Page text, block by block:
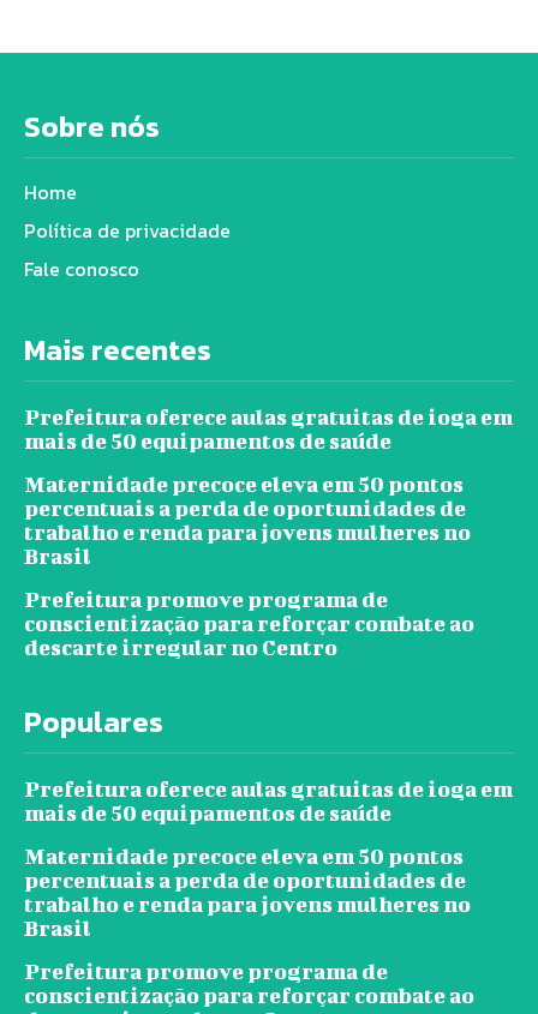
Sobre nós
Home
Política de privacidade
Fale conosco
Mais recentes
Prefeitura oferece aulas gratuitas de ioga em
mais de 50 equipamentos de saúde
Maternidade precoce eleva em 50 pontos
percentuais a perda de oportunidades de
trabalho e renda para jovens mulheres no
Brasil
Prefeitura promove programa de
conscientização para reforçar combate ao
descarte irregular no Centro
Populares
Prefeitura oferece aulas gratuitas de ioga em
mais de 50 equipamentos de saúde
Maternidade precoce eleva em 50 pontos
percentuais a perda de oportunidades de
trabalho e renda para jovens mulheres no
Brasil
Prefeitura promove programa de
conscientização para reforçar combate ao